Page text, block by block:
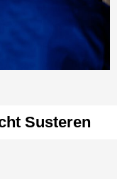
Susteren